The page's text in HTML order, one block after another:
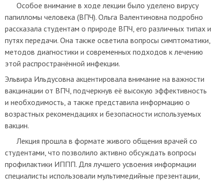
Особое внимание в ходе лекции было уделено вирусу
папилломы человека (ВПЧ). Ольга Валентиновна подробно
рассказала студентам о природе ВПЧ, его различных типах и
путях передачи. Она также осветила вопросы симптоматики,
методов диагностики и современных подходов к лечению
этой распространённой инфекции.
Эльвира Ильдусовна акцентировала внимание на важности
вакцинации от ВПЧ, подчеркнув её высокую эффективность
и необходимость, а также представила информацию о
возрастных рекомендациях и безопасности используемых
вакцин.
Лекция прошла в формате живого общения врачей со
студентами, что позволило активно обсуждать вопросы
профилактики ИППП. Для лучшего усвоения информации
специалисты использовали мультимедийные презентации,